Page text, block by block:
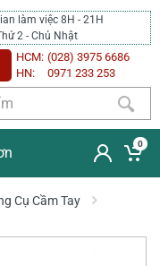
làm việc 8H - 21H
2 - Chủ Nhật
HCM: (028) 3975 6686
HN:
0971 233 253
0
Cụ Cầm Tay